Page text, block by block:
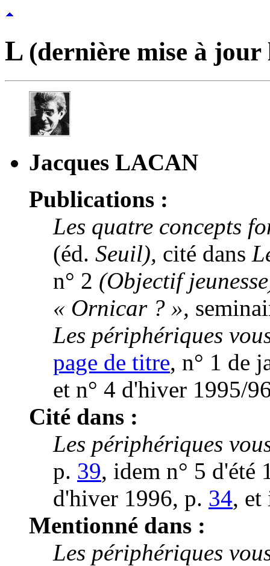
L (dernière mise à
Jacques LACAN
Publications :
Les quatre concepts
(éd. Seuil), cité dans
n° 2 (Objectif
« Ornicar ? »,
Les périphériques
page de titre, n° 1 de
et n° 4 d'hiver 1995/
Cité dans :
Les périphériques
p. 39, idem n° 5 d'été
d'hiver 1996, p. 34, et
Mentionné dans :
Les périphériques